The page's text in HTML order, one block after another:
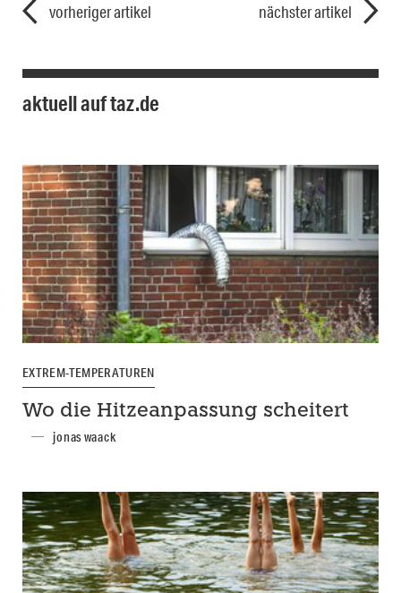
vorheriger artikel nächster artikel
aktuell auf taz.de
EXTREM-TEMPERATUREN
Wo die Hitzeanpassung scheitert
jonas waack